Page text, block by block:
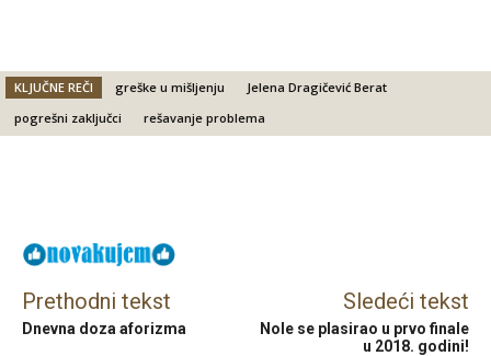
KLJUČNE REČI greške u mišljenju
Jelena Dragičević Berat
pogrešni zaključci
rešavanje problema
Prethodni tekst
Dnevna doza aforizma
Sledeći tekst
Nole se plasirao u prvo finale
u 2018. godini!